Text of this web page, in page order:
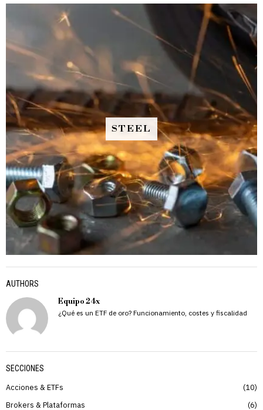
STEEL
AUTHORS
Equipo 24x
¿Qué es un ETF de oro? Funcionamiento, costes y fiscalidad
SECCIONES
Acciones & ETFs
10
Brokers & Plataformas
6